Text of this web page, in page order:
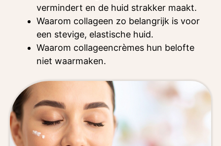
vermindert en de huid strakker maakt.
Waarom collageen zo belangrijk is voor
een stevige, elastische huid.
Waarom collageencrèmes hun belofte
niet waarmaken.